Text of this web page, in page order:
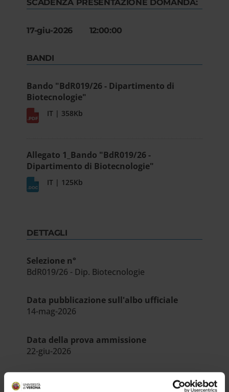
SCADENZA PRESENTAZIONE DOMANDA:
17-giu-2026 12:00:00
BANDI
Bando "BdR019/26 - Dipartimento di
Biotecnologie"
IT | 358Kb
Allegato 1_Bando "BdR019/26 -
Dipartimento di Biotecnologie"
IT | 125Kb
DETTAGLI
Selezione n°
BdR019/26 - Dip. Biotecnologie
Data pubblicazione sull'albo ufficiale
14-mag-2026
Data della prova ammissione
22-giu-2026